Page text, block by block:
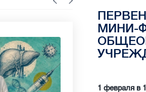
МИНИ-
1 февраля в